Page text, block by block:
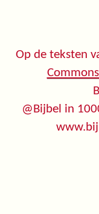
Op de teksten
@Bijbel in